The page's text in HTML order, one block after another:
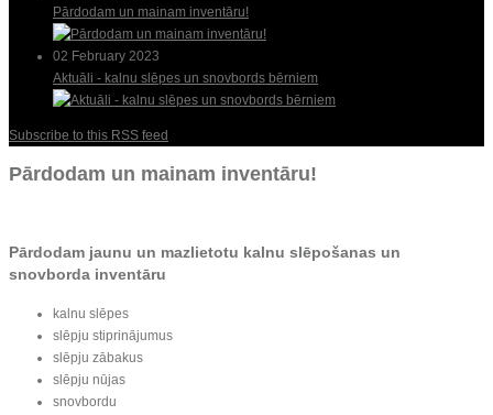
Pārdodam un mainam inventāru!
02 February 2023
Aktuāli - kalnu slēpes un snovbords bērniem
Subscribe to this RSS feed
Pārdodam un mainam inventāru!
Pārdodam jaunu un mazlietotu kalnu slēpošanas un
snovborda inventāru
kalnu slēpes
slēpju stiprinājumus
slēpju zābakus
slēpju nūjas
snovbordu